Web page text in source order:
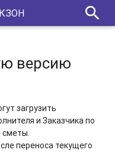
search
версию
загрузить
и Заказчика по
сметы.
переноса текущего